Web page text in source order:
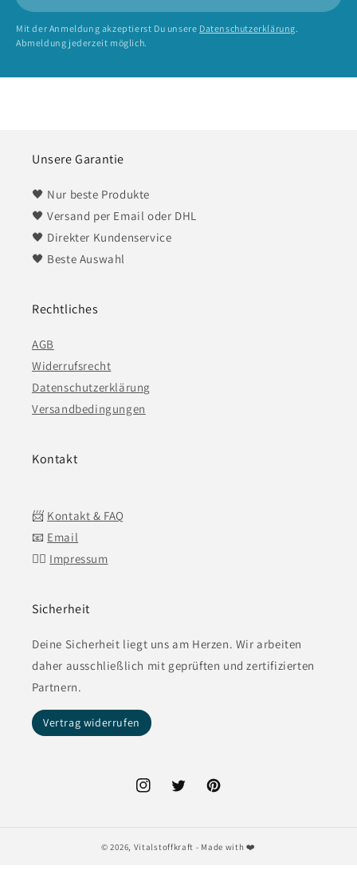
Mit der Anmeldung akzeptierst Du unsere Datenschutzerklärung.
Abmeldung jederzeit möglich.
Unsere Garantie
🖤 Nur beste Produkte
🖤 Versand per Email oder DHL
🖤 Direkter Kundenservice
​​​​​​​🖤 Beste Auswahl
Rechtliches
AGB
Widerrufsrecht
Datenschutzerklärung
Versandbedingungen
Kontakt
📨 Kontakt & FAQ
📧 Email
👍🏼 Impressum
Sicherheit
Deine Sicherheit liegt uns am Herzen. Wir arbeiten
daher ausschließlich mit geprüften und zertifizierten
Partnern.
Vertrag widerrufen
InstagramTwitterPinterest
© 2026, Vitalstoffkraft - Made with ❤️